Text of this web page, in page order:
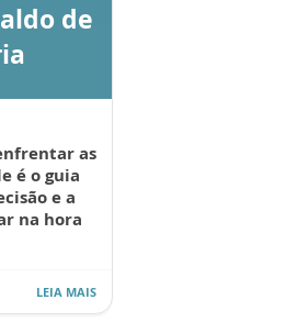
de
as
é o guia
e a
na hora
LEIA MAIS